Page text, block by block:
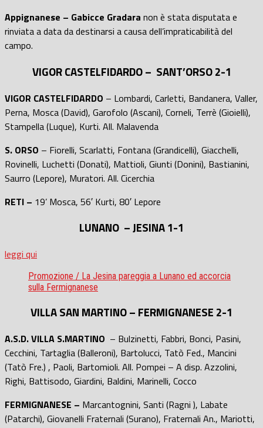
Appignanese – Gabicce Gradara non è stata disputata e
rinviata a data da destinarsi a causa dell’impraticabilità del
campo.
VIGOR CASTELFIDARDO – SANT’ORSO 2-1
VIGOR CASTELFIDARDO – Lombardi, Carletti, Bandanera, Valler,
Perna, Mosca (David), Garofolo (Ascani), Corneli, Terrè (Gioielli),
Stampella (Luque), Kurti. All. Malavenda
S. ORSO – Fiorelli, Scarlatti, Fontana (Grandicelli), Giacchelli,
Rovinelli, Luchetti (Donati), Mattioli, Giunti (Donini), Bastianini,
Saurro (Lepore), Muratori. All. Cicerchia
RETI – 19’ Mosca, 56′ Kurti, 80′ Lepore
LUNANO – JESINA 1-1
leggi qui
Promozione / La Jesina pareggia a Lunano ed accorcia
sulla Fermignanese
VILLA SAN MARTINO – FERMIGNANESE 2-1
A.S.D. VILLA S.MARTINO – Bulzinetti, Fabbri, Bonci, Pasini,
Cecchini, Tartaglia (Balleroni), Bartolucci, Tatò Fed., Mancini
(Tatò Fre.) , Paoli, Bartomioli. All. Pompei – A disp. Azzolini,
Righi, Battisodo, Giardini, Baldini, Marinelli, Cocco
FERMIGNANESE – Marcantognini, Santi (Ragni ), Labate
(Patarchi), Giovanelli Fraternali (Surano), Fraternali An., Mariotti,